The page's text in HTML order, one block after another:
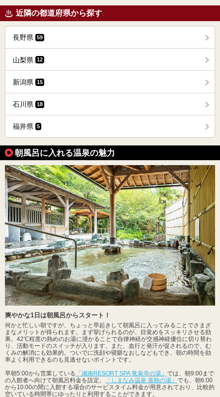
近隣の都道府県から探す
長野県 59
山梨県 12
新潟県 15
石川県 18
福井県 5
朝風呂に入れる温泉の魅力
爽やかな1日は朝風呂からスタート！
何かと忙しい朝ですが、ちょっと早起きして朝風呂に入ってみることでさまざ
まなメリットが得られます。まず挙げられるのが、目覚めをスッキリさせる効
果。42℃程度の熱めのお湯に浸かることで自律神経が交感神経優位に切り替わ
り、活動モードのスイッチが入ります。また、血行と発汗が促されるので、む
くみの解消にも効果的。ついでに洗顔や寝癖なおしなどもでき、朝の時間を効
率よく利用できるのも見逃せないポイントです。
早朝5:00から営業している 「湘南RESORT SPA 竜泉寺の湯」 では、朝9:00まで
の入館者へ向けて朝風呂料金を設定。
「しまなみ温泉 喜助の湯」 でも、朝6:00
から10:00の間に入館する場合のサービスタイム料金が用意されており、比較的
空いている時間帯にゆったりと利用することができます。